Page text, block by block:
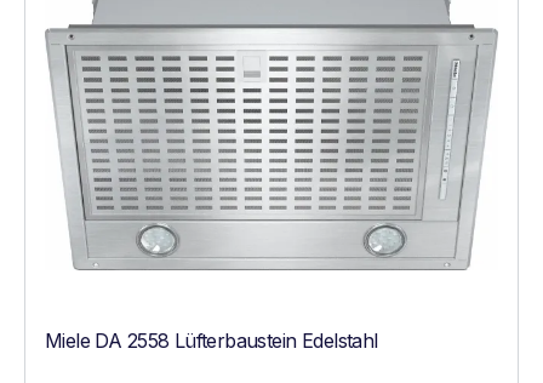
Miele DA 2558 Lüfterbaustein Edelstahl